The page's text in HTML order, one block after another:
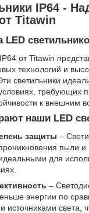
IP64 -
Titawin
LED
от Titawin
технологий и
светильники
требующих
к внешним
наши LED
защиты –
пыли и
для
–
энергии по
источниками света,